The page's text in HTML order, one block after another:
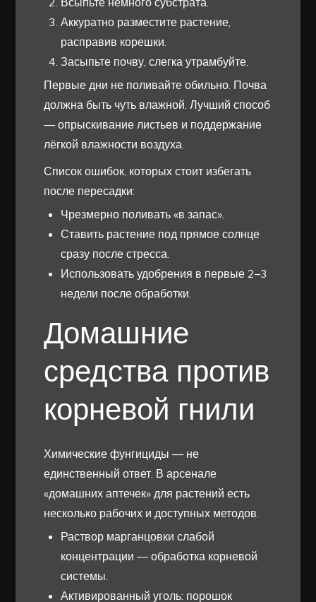
Аккуратно разместите растение,
расправив корешки.
Засыпьте почву, слегка утрамбуйте.
Первые дни не поливайте обильно. Почва
должна быть чуть влажной. Лучший способ
— опрыскивание листьев и поддержание
лёгкой влажности воздуха.
Список ошибок, которых стоит избегать
после пересадки:
Чрезмерно поливать «в запас».
Ставить растение под прямое солнце
сразу после стресса.
Использовать удобрения в первые 2–3
недели после обработки.
Домашние
средства против
корневой гнили
Химические фунгициды — не
единственный ответ. В арсенале
«домашних аптечек» для растений есть
несколько рабочих и доступных методов.
Раствор марганцовки слабой
концентрации — обработка корневой
системы.
Активированный уголь: порошок